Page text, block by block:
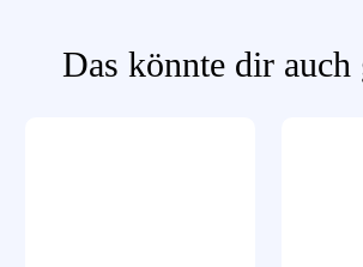
Das könnte dir auch